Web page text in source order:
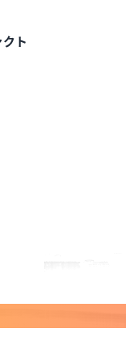
ト